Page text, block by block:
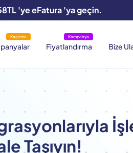
'ye eFatura 'ya geçin.
Kaçırma
Fiyatlandırma
Kampanya
Bize
Taşıyın!